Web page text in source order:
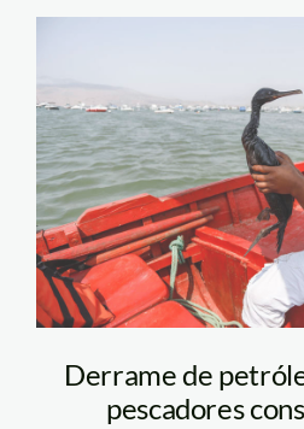
pescador-
andina
Derrame de
pescadores